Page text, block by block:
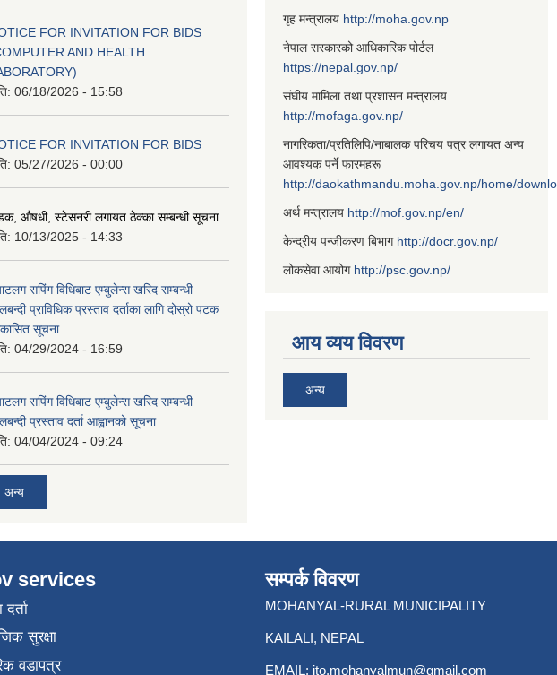
FOR INVITATION FOR BIDS
AND HEALTH
06/18/2026 - 15:58
FOR INVITATION FOR BIDS
05/27/2026 - 00:00
औषधी, स्टेसनरी लगायत ठेक्का सम्बन्धी सूचना
10/13/2025 - 14:33
सपिंग विधिबाट एम्बुलेन्स खरिद सम्बन्धी
प्राविधिक प्रस्ताव दर्ताका लागि दोस्रो पटक
सूचना
04/29/2024 - 16:59
सपिंग विधिबाट एम्बुलेन्स खरिद सम्बन्धी
प्रस्ताव दर्ता आह्वानको सूचना
04/04/2024 - 09:24
अन्य
गृह मन्त्रालय http://moha.gov.np
नेपाल सरकारको आधिकारिक पोर्टल
https://nepal.gov.np/
संघीय मामिला तथा प्रशासन मन्त्रालय
http://mofaga.gov.np/
नागरिकता/प्रतिलिपि/नाबालक परिचय पत्र लगायत अन्य
आवश्यक पर्ने फारमहरू
http://daokathmandu.moha.gov.np/home/
अर्थ मन्त्रालय http://mof.gov.np/en/
केन्द्रीय पन्जीकरण बिभाग http://docr.gov.np/
लोकसेवा आयोग http://psc.gov.np/
आय व्यय विवरण
अन्य
services
सुरक्षा
वडापत्र
सम्पर्क विवरण
MOHANYAL-RURAL MUNICIPALITY
KAILALI, NEPAL
EMAIL: ito.mohanyalmun@gmail.com